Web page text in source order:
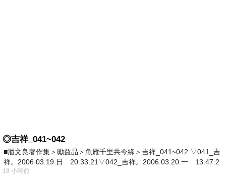
◎吉祥_041~042
■潘文良著作集＞勵益品＞魚雁千里共今緣＞吉祥_041~042 ▽041_吉
祥。2006.03.19.日 20:33:21▽042_吉祥。2006.03.20.一 13:47:2
19 小時前